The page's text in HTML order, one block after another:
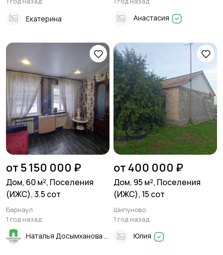
Екатерина Анастасия
от 5 150 000 ₽
Дом, 60 м², Поселения
(ИЖС), 3.5 сот
Барнаул
1 год назад
Наталья Досымханова
от 400 000 ₽
Дом, 95 м², Поселения
(ИЖС), 15 сот
Шипуново
1 год назад
Юлия